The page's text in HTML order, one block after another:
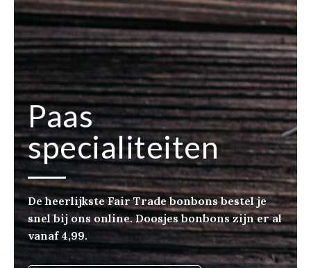
Paas
specialiteiten
De heerlijkste Fair Trade bonbons bestel je
snel bij ons online. Doosjes bonbons zijn er al
vanaf 4,99.